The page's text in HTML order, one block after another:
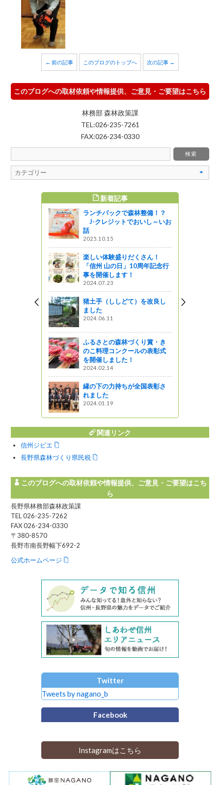
← 前の記事 このブログのトップへ 次の記事 →
このブログへの取材依頼や情報提供、ご意見・ご要望はこちら
林務部 森林政策課
TEL:026-235-7261
FAX:026-234-0330
新着記事
ランチパックで森林整備！？
J-クレジットでおいし～いお
話
2025.10.15
楽しい体験盛りだくさん！
「信州 山の日」10周年記念行
事を開催します！
2024.07.23
猪土手（ししどて）を改良し
ました
2024.06.11
ふるさとの森林づくり賞・き
のこ料理コンクールの表彰式
を開催しました！
2024.02.14
縁の下の力持ちが全国表彰さ
れました
2024.01.19
関連リンク
信州ジビエ
長野県森林づくり県民税
このブログへの取材依頼や情報提供、ご意見・ご要望はこち
ら
長野県林務部森林政策課
TEL 026-235-7262
FAX 026-234-0330
〒380-8570
長野市南長野幅下692-2
公式ホームページ
Twitter
Tweets by nagano_b
Facebook
Instagramはこちら